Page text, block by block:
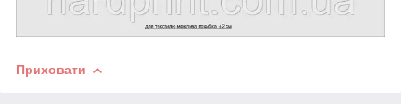
Приховати